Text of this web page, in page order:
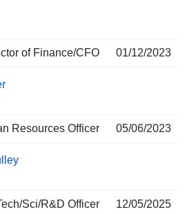
of Finance/CFO 01/12/2023
Resources Officer 05/06/2023
Sci/R&D Officer 12/05/2025